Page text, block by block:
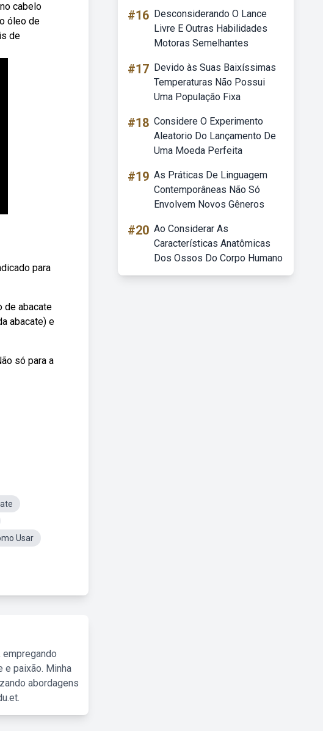
cabelo
óleo de
de
para
de abacate
abacate) e
só para a
Usar
paixão. Minha
abordagens
#16 Desconsiderando O Lance
Livre E Outras Habilidades
Motoras Semelhantes
#17 Devido às Suas Baixíssimas
Temperaturas Não Possui
Uma População Fixa
#18 Considere O Experimento
Aleatorio Do Lançamento De
Uma Moeda Perfeita
#19 As Práticas De Linguagem
Contemporâneas Não Só
Envolvem Novos Gêneros
#20 Ao Considerar As
Características Anatômicas
Dos Ossos Do Corpo Humano